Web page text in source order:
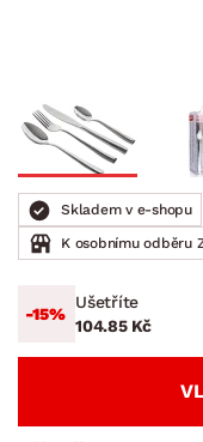
Skladem v e-shopu
K osobnímu odběru
-15%
Ušetříte
104.85 Kč